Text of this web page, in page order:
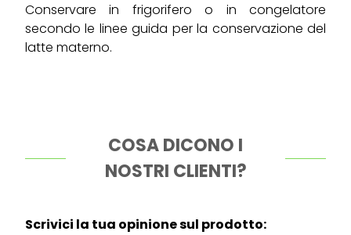
Conservare in frigorifero o in congelatore
secondo le linee guida per la conservazione del
latte materno.
COSA DICONO I
NOSTRI CLIENTI?
Scrivici la tua opinione sul prodotto: